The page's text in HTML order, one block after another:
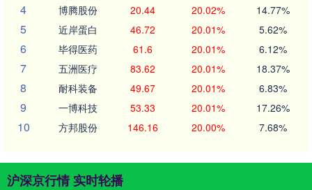
4 博腾股份 20.44 20.02% 14.77%
5 近岸蛋白 46.72 20.01% 5.62%
6 毕得医药 61.6 20.01% 6.12%
7 五洲医疗 83.62 20.01% 18.37%
8 耐科装备 49.67 20.01% 6.83%
9 一博科技 53.33 20.01% 17.26%
10 方邦股份 146.16 20.00% 7.68%
沪深京行情 实时轮播